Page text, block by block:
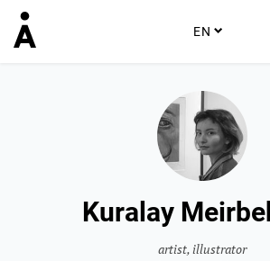
EN
Kuralay
artist, illustrator